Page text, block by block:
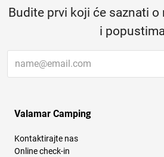
Budite prvi koji će saznati
i
Valamar Camping
Kontaktirajte nas
Online check-in